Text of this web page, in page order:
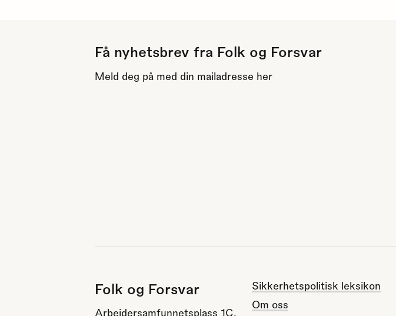
Få nyhetsbrev fra Folk og Forsvar
Meld deg på med din mailadresse her
Folk og Forsvar
Arbeidersamfunnetsplass 1C,
Sikkerhetspolitisk leksikon
Om oss